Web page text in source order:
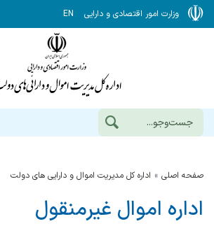
وزارت امور اقتصادی و دارایی EN
صفحه اصلی اداره کل مدیریت اموال و دارایی های دولت
اداره اموال غیرمنقول